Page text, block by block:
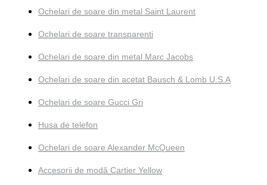
Ochelari de soare din metal Saint Laurent
Ochelari de soare transparenti
Ochelari de soare din metal Marc Jacobs
Ochelari de soare din acetat Bausch & Lomb U.S.A
Ochelari de soare Gucci Gri
Husa de telefon
Ochelari de soare Alexander McQueen
Accesorii de modă Cartier Yellow